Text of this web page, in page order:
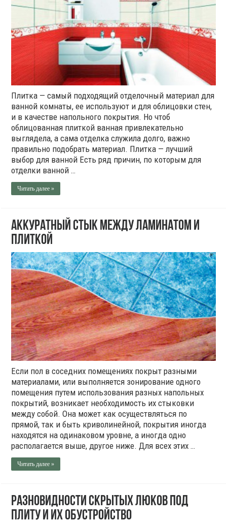
Плитка — самый подходящий отделочный материал для
ванной комнаты, ее используют и для облицовки стен,
и в качестве напольного покрытия. Но чтоб
облицованная плиткой ванная привлекательно
выглядела, а сама отделка служила долго, важно
правильно подобрать материал. Плитка — лучший
выбор для ванной Есть ряд причин, по которым для
отделки ванной …
Читать далее »
Аккуратный стык между ламинатом и
плиткой
Если пол в соседних помещениях покрыт разными
материалами, или выполняется зонирование одного
помещения путем использования разных напольных
покрытий, возникает необходимость их стыковки
между собой. Она может как осуществляться по
прямой, так и быть криволинейной, покрытия иногда
находятся на одинаковом уровне, а иногда одно
располагается выше, другое ниже. Для всех этих …
Читать далее »
Разновидности скрытых люков под
плиту и их обустройство